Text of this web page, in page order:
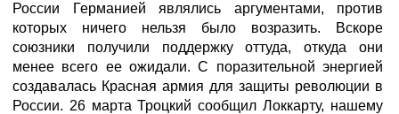
России Германией являлись аргументами, против
которых ничего нельзя было возразить. Вскоре
союзники получили поддержку оттуда, откуда они
менее всего ее ожидали. С поразительной энергией
создавалась Красная армия для защиты революции в
России. 26 марта Троцкий сообщил Локкарту, нашему